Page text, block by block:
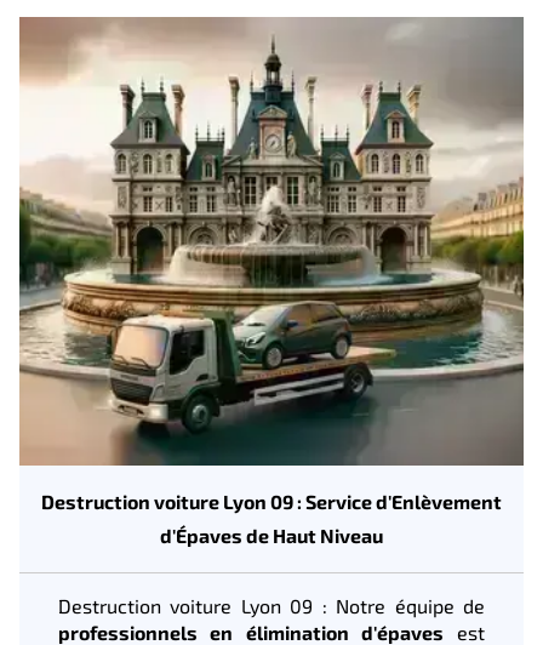
Destruction voiture Lyon 09 : Service d'Enlèvement
d'Épaves de Haut Niveau
Destruction voiture Lyon 09 : Notre équipe de
professionnels en élimination d'épaves est